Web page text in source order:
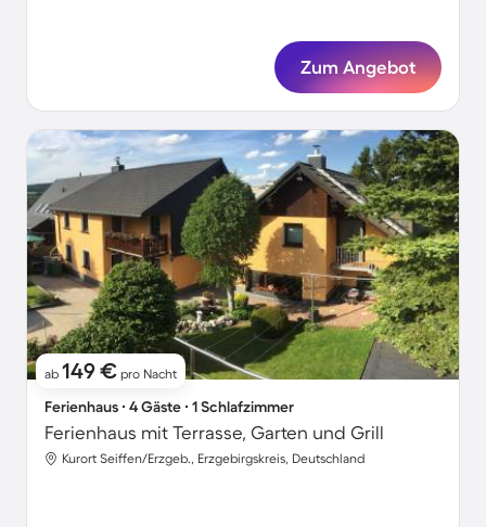
Zum Angebot
ab 149 € pro Nacht
Ferienhaus ∙ 4 Gäste ∙ 1 Schlafzimmer
Ferienhaus mit Terrasse, Garten und Grill
Kurort Seiffen/Erzgeb., Erzgebirgskreis, Deutschland